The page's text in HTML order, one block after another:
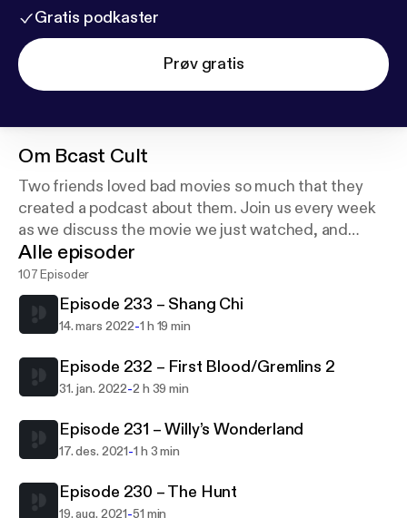
Gratis podkaster
Prøv gratis
Om Bcast Cult
Two friends loved bad movies so much that they
created a podcast about them. Join us every week
as we discuss the movie we just watched, and
news about movies that are coming out.
Alle episoder
107 Episoder
Episode 233 – Shang Chi
14. mars 2022-1 h 19 min
Episode 232 – First Blood/Gremlins 2
31. jan. 2022-2 h 39 min
Episode 231 – Willy’s Wonderland
17. des. 2021-1 h 3 min
Episode 230 – The Hunt
19. aug. 2021-51 min